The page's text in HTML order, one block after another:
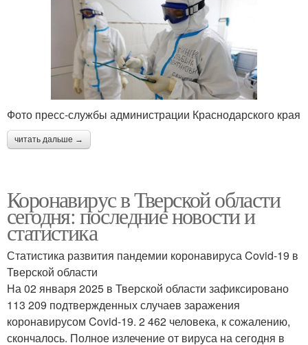
Фото пресс-службы администрации Краснодарского края
читать дальше →
Коронавирус в Тверской области
сегодня: последние новости и
статистика
Статистика развития пандемии коронавируса Covid-19 в
Тверской области
На 02 января 2025 в Тверской области зафиксировано
113 209 подтвержденных случаев заражения
коронавирусом Covid-19. 2 462 человека, к сожалению,
скончалось. Полное излечение от вируса на сегодня в